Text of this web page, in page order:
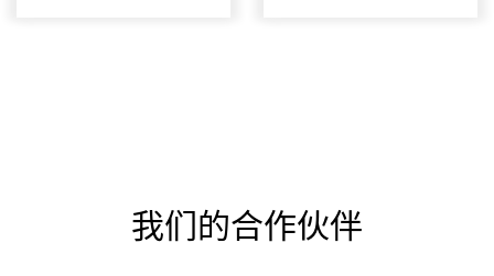
我们的合作伙伴